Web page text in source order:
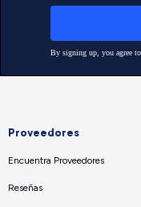
Proveedores
Encuentra Proveedores
Reseñas